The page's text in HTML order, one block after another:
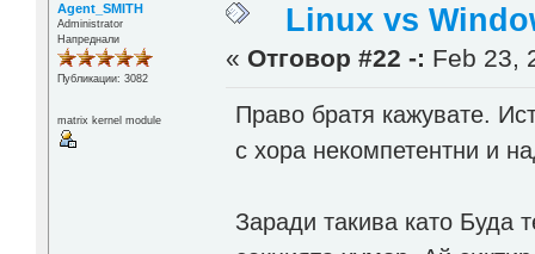
Agent_SMITH
Administrator
Напреднали
Публикации: 3082
matrix kernel module
Linux vs
« Отговор #22 -: Feb 23,
Право братя кажувате.
с хора некомпетентни и
Заради такива като Буда